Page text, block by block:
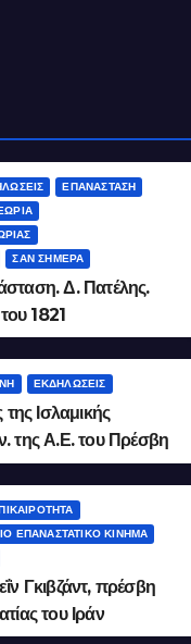
ΕΠΑΝΆΣΤΑΣΗ
ΣΑΝ ΣΉΜΕΡΑ
Δ. Πατέλης.
1821
ΕΚΔΗΛΏΣΕΙΣ
της Ισλαμικής
της Α.Ε. του Πρέσβη
ΕΠΑΝΑΣΤΑΤΙΚΌ ΚΊΝΗΜΑ
Γκιβζάντ, πρέσβη
του Ιράν